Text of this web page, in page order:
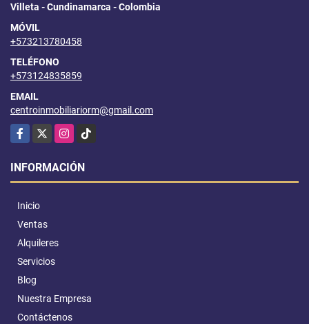
Villeta - Cundinamarca - Colombia
MÓVIL
+573213780458
TELÉFONO
+573124835859
EMAIL
centroinmobiliariorm@gmail.com
Facebook
X Instagram
TikTok
INFORMACIÓN
Inicio
Ventas
Alquileres
Servicios
Blog
Nuestra Empresa
Contáctenos